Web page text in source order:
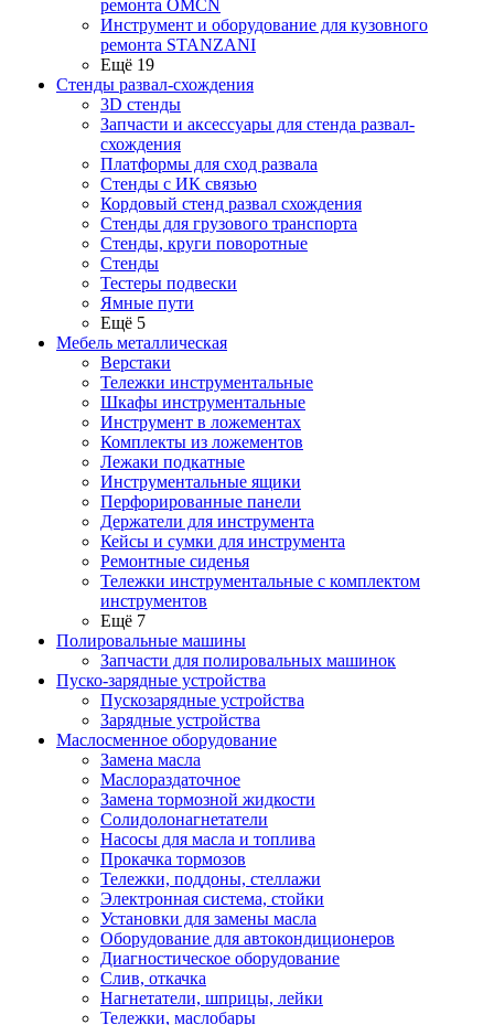
ремонта OMCN
Инструмент и оборудование для кузовного
ремонта STANZANI
Ещё 19
Стенды развал-схождения
3D стенды
Запчасти и аксессуары для стенда развал-
схождения
Платформы для сход развала
Стенды с ИК связью
Кордовый стенд развал схождения
Стенды для грузового транспорта
Стенды, круги поворотные
Стенды
Тестеры подвески
Ямные пути
Ещё 5
Мебель металлическая
Верстаки
Тележки инструментальные
Шкафы инструментальные
Инструмент в ложементах
Комплекты из ложементов
Лежаки подкатные
Инструментальные ящики
Перфорированные панели
Держатели для инструмента
Кейсы и сумки для инструмента
Ремонтные сиденья
Тележки инструментальные с комплектом
инструментов
Ещё 7
Полировальные машины
Запчасти для полировальных машинок
Пуско-зарядные устройства
Пускозарядные устройства
Зарядные устройства
Маслосменное оборудование
Замена масла
Маслораздаточное
Замена тормозной жидкости
Солидолонагнетатели
Насосы для масла и топлива
Прокачка тормозов
Тележки, поддоны, стеллажи
Электронная система, стойки
Установки для замены масла
Оборудование для автокондиционеров
Диагностическое оборудование
Слив, откачка
Нагнетатели, шприцы, лейки
Тележки, маслобары